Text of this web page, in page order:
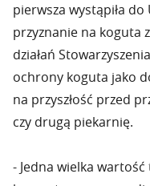
pierwsza wystąpiła
przyznanie na koguta
działań
ochrony koguta jako
na przyszłość przed
czy drugą piekarnię.
- Jedna wielka